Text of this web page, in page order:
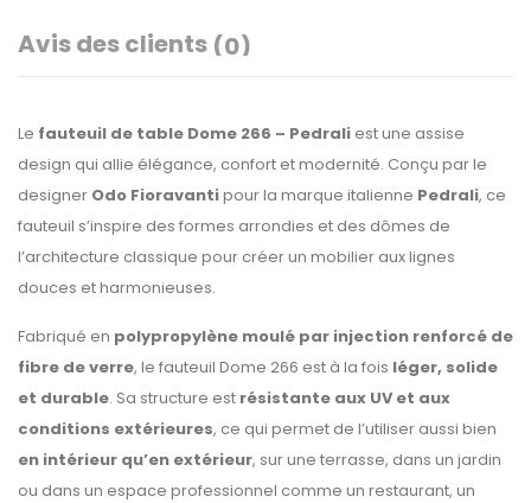
Avis des clients (0)
Le fauteuil de table Dome 266 – Pedrali est une assise
design qui allie élégance, confort et modernité. Conçu par le
designer Odo Fioravantipour la marque italienne Pedrali, ce
fauteuil s’inspire des formes arrondies et des dômes de
l’architecture classique pour créer un mobilier aux lignes
douces et harmonieuses.
Fabriqué en polypropylène moulé par injection renforcé de
fibre de verre, le fauteuil Dome 266 est à la fois léger, solide
et durable. Sa structure est résistante aux UV et aux
conditions extérieures, ce qui permet de l’utiliser aussi bien
en intérieur qu’en extérieur, sur une terrasse, dans un jardin
ou dans un espace professionnel comme un restaurant, un